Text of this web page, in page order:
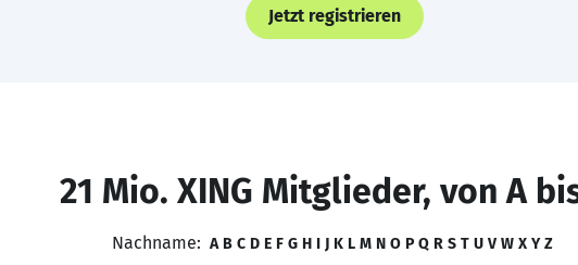
Jetzt registrieren
21 Mio. XING Mitglieder, von A
Nachname: A B C D E F G H I J K L M N O P Q R S T U V W X Y Z